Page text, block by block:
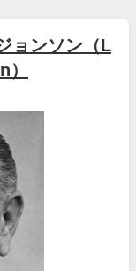
ョンソン（L